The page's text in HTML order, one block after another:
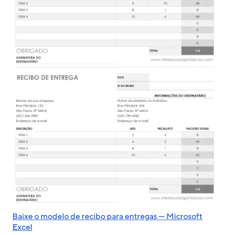
Baixe o modelo de recibo para entregas — Microsoft
Excel